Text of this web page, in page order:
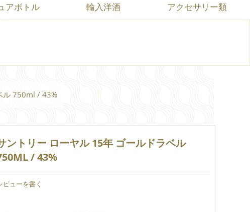
アボトル 輸入洋酒 アクセサリー類
ル 750ml / 43%
ントリー ローヤル 15年 ゴールドラベル
/ 43%
ビューを書く